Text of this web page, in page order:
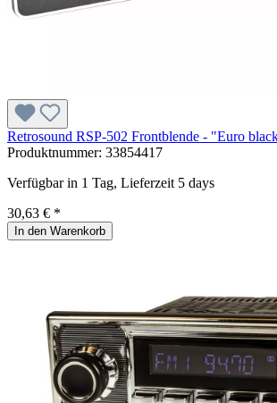
Retrosound RSP-502 Frontblende - "Euro
Produktnummer: 33854417
Verfügbar in 1 Tag, Lieferzeit 5 days
30,63 € *
In den Warenkorb